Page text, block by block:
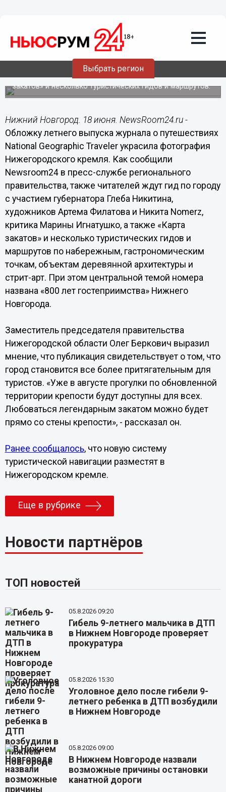
Выбрать регион
18.06.202119:50
Обложку National Geographic Traveler
украсил Нижегородский кремль
Также в журнале опубликованы гид по городу, «Карта
закатов» и несколько туристических гидов и маршрутов.
Нижний Новгород. 18 июня. NewsRoom24.ru -
Обложку летнего выпуска журнала о путешествиях
National Geographic Traveler украсила фотография
Нижегородского кремля. Как сообщили
Newsroom24 в пресс-службе регионального
правительства, также читателей ждут гид по городу
с участием губернатора Глеба Никитина,
художников Артема Филатова и Никита Nomerz,
критика Марины Игнатушко, а также «Карта
закатов» и несколько туристических гидов и
маршрутов по набережным, гастрономическим
точкам, объектам деревянной архитектуры и
стрит-арт. При этом центральной темой номера
названа «800 лет гостеприимства» Нижнего
Новгорода.
Заместитель председателя правительства
Нижегородской области Олег Беркович выразил
мнение, что публикация свидетельствует о том, что
город становится все более притягательным для
туристов. «Уже в августе прогулки по обновленной
территории крепости будут доступны для всех.
Любоваться легендарным закатом можно будет
прямо со стены крепости», - рассказал он.
Ранее сообщалось, что новую систему
туристической навигации разместят в
Нижегородском кремле.
Еще в рубрике
Новости партнёров
ТОП новостей
05.8.2026 09:20
Гибель 9-летнего мальчика в ДТП
в Нижнем Новгороде проверяет
прокуратура
05.8.2026 15:30
Уголовное дело после гибели 9-
летнего ребенка в ДТП возбудили
в Нижнем Новгороде
05.8.2026 09:00
В Нижнем Новгороде назвали
возможные причины остановки
канатной дороги